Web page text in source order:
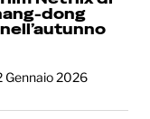
dong
Gennaio 2026